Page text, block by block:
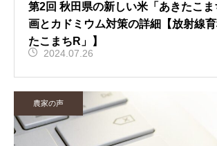
第2回 秋田県の新しい米「あきたこ
画とカドミウム対策の詳細【放射線
たこまちR」】
2024.07.26
農家の声